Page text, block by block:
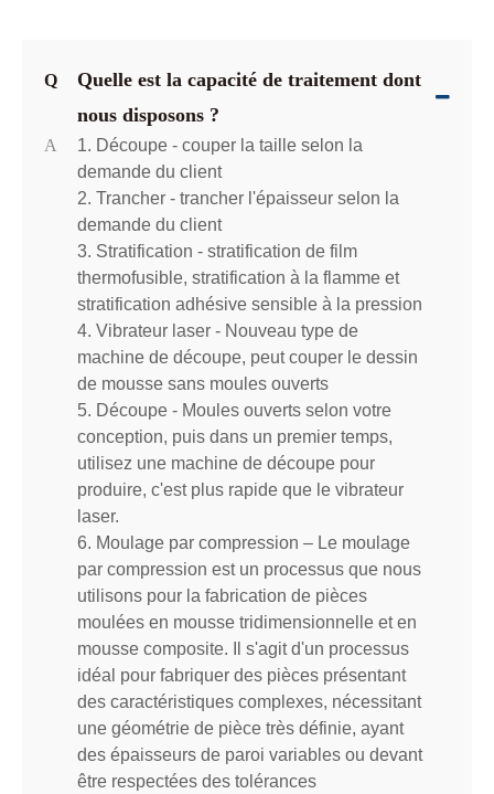
Q
Quelle est la capacité de traitement dont
nous disposons ?
A
1. Découpe - couper la taille selon la
demande du client
2. Trancher - trancher l'épaisseur selon la
demande du client
3. Stratification - stratification de film
thermofusible, stratification à la flamme et
stratification adhésive sensible à la pression
4. Vibrateur laser - Nouveau type de
machine de découpe, peut couper le dessin
de mousse sans moules ouverts
5. Découpe - Moules ouverts selon votre
conception, puis dans un premier temps,
utilisez une machine de découpe pour
produire, c'est plus rapide que le vibrateur
laser.
6. Moulage par compression – Le moulage
par compression est un processus que nous
utilisons pour la fabrication de pièces
moulées en mousse tridimensionnelle et en
mousse composite. Il s'agit d'un processus
idéal pour fabriquer des pièces présentant
des caractéristiques complexes, nécessitant
une géométrie de pièce très définie, ayant
des épaisseurs de paroi variables ou devant
être respectées des tolérances